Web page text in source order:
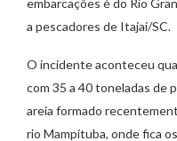
embarcações é do Rio
a pescadores de Itajaí/SC.
O incidente aconteceu
com 35 a 40 toneladas de
areia formado
rio Mampituba, onde fica